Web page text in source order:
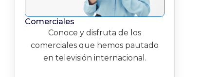
Comerciales
Conoce y disfruta de los
comerciales que hemos pautado
en televisión internacional.